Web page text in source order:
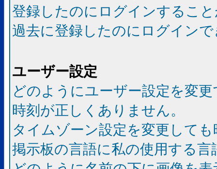
登録したのにログインするこ
過去に登録したのにログイン
ユーザー設定
どのようにユーザー設定を変
時刻が正しくありません。
タイムゾーン設定を変更して
掲示板の言語に私の使用する